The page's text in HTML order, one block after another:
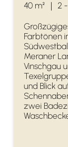
40 m² ｜ 2
Farbtönen
Meraner
Vinschgau
und Blick
zwei